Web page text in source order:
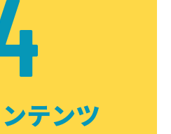
テンツ